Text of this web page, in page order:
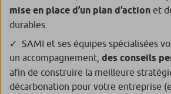
mise en place d’un plan d’action et
durables.
SAMI et ses équipes spécialisées
un accompagnement, des conseils
afin de construire la meilleure
décarbonation pour votre entreprise